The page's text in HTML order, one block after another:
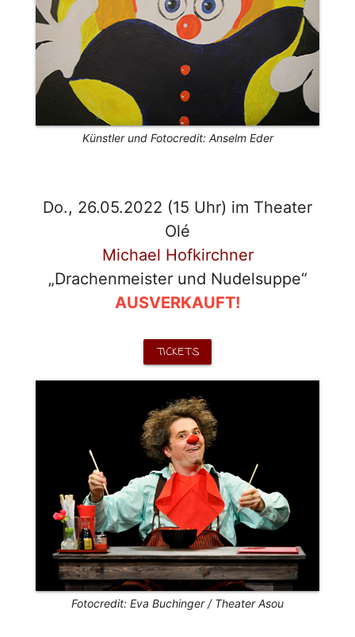
Künstler und Fotocredit: Anselm Eder
Do., 26.05.2022 (15 Uhr) im Theater
Olé
Michael Hofkirchner
„Drachenmeister und Nudelsuppe“
AUSVERKAUFT!
TICKETS
Fotocredit: Eva Buchinger / Theater Asou